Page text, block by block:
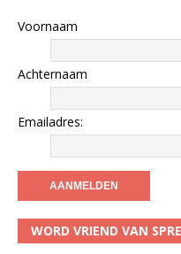
Voornaam
Achternaam
Emailadres:
WORD VRIEND VAN